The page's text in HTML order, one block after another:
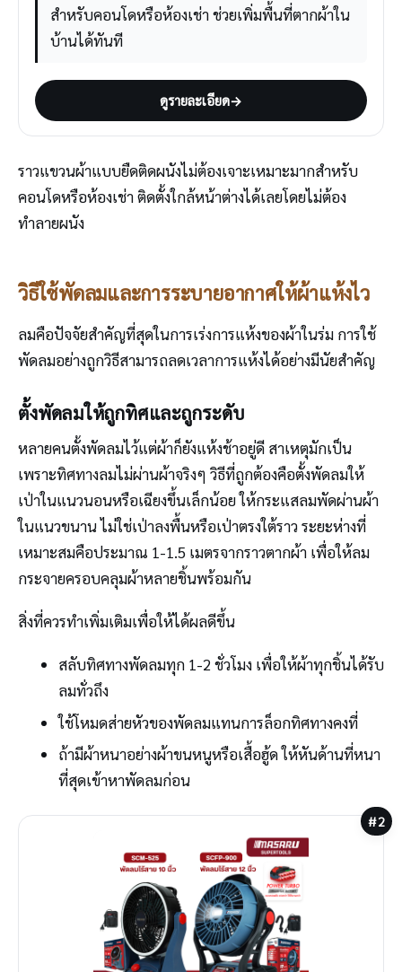
สำหรับคอนโดหรือห้องเช่า ช่วยเพิ่มพื้นที่ตากผ้าใน
บ้านได้ทันที
ดูรายละเอียด→
ราวแขวนผ้าแบบยืดติดผนังไม่ต้องเจาะเหมาะมากสำหรับ
คอนโดหรือห้องเช่า ติดตั้งใกล้หน้าต่างได้เลยโดยไม่ต้อง
ทำลายผนัง
วิธีใช้พัดลมและการระบายอากาศให้ผ้าแห้งไว
ลมคือปัจจัยสำคัญที่สุดในการเร่งการแห้งของผ้าในร่ม การใช้
พัดลมอย่างถูกวิธีสามารถลดเวลาการแห้งได้อย่างมีนัยสำคัญ
ตั้งพัดลมให้ถูกทิศและถูกระดับ
หลายคนตั้งพัดลมไว้แต่ผ้าก็ยังแห้งช้าอยู่ดี สาเหตุมักเป็น
เพราะทิศทางลมไม่ผ่านผ้าจริงๆ วิธีที่ถูกต้องคือตั้งพัดลมให้
เป่าในแนวนอนหรือเฉียงขึ้นเล็กน้อย ให้กระแสลมพัดผ่านผ้า
ในแนวขนาน ไม่ใช่เป่าลงพื้นหรือเป่าตรงใต้ราว ระยะห่างที่
เหมาะสมคือประมาณ 1-1.5 เมตรจากราวตากผ้า เพื่อให้ลม
กระจายครอบคลุมผ้าหลายชิ้นพร้อมกัน
สิ่งที่ควรทำเพิ่มเติมเพื่อให้ได้ผลดีขึ้น
สลับทิศทางพัดลมทุก 1-2 ชั่วโมง เพื่อให้ผ้าทุกชิ้นได้รับ
ลมทั่วถึง
ใช้โหมดส่ายหัวของพัดลมแทนการล็อกทิศทางคงที่
ถ้ามีผ้าหนาอย่างผ้าขนหนูหรือเสื้อฮู้ด ให้หันด้านที่หนา
ที่สุดเข้าหาพัดลมก่อน
#2